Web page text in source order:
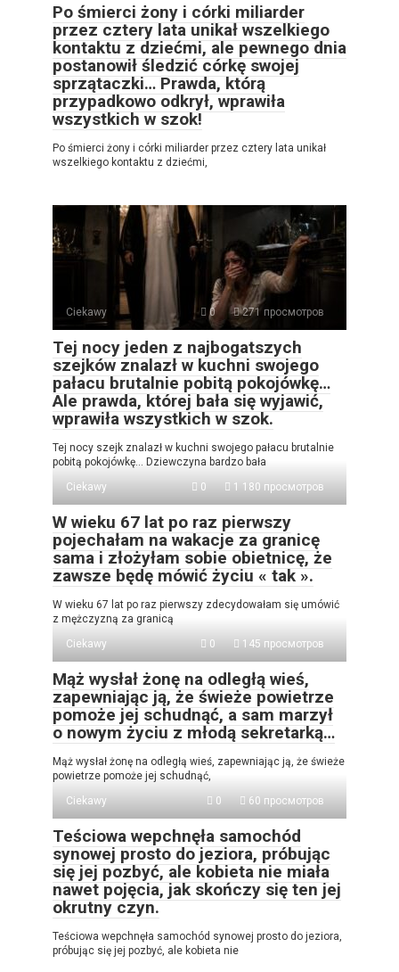
Po śmierci żony i córki miliarder
przez cztery lata unikał wszelkiego
kontaktu z dziećmi, ale pewnego dnia
postanowił śledzić córkę swojej
sprzątaczki… Prawda, którą
przypadkowo odkrył, wprawiła
wszystkich w szok!
Po śmierci żony i córki miliarder przez cztery lata unikał
wszelkiego kontaktu z dziećmi,
Ciekawy 0 271 просмотров
Tej nocy jeden z najbogatszych
szejków znalazł w kuchni swojego
pałacu brutalnie pobitą pokojówkę…
Ale prawda, której bała się wyjawić,
wprawiła wszystkich w szok.
Tej nocy szejk znalazł w kuchni swojego pałacu brutalnie
pobitą pokojówkę… Dziewczyna bardzo bała
Ciekawy
0 1 180 просмотров
W wieku 67 lat po raz pierwszy
pojechałam na wakacje za granicę
sama i złożyłam sobie obietnicę, że
zawsze będę mówić życiu « tak ».
W wieku 67 lat po raz pierwszy zdecydowałam się umówić
z mężczyzną za granicą
Ciekawy
0 145 просмотров
Mąż wysłał żonę na odległą wieś,
zapewniając ją, że świeże powietrze
pomoże jej schudnąć, a sam marzył
o nowym życiu z młodą sekretarką…
Mąż wysłał żonę na odległą wieś, zapewniając ją, że świeże
powietrze pomoże jej schudnąć,
Ciekawy
0 60 просмотров
Teściowa wepchnęła samochód
synowej prosto do jeziora, próbując
się jej pozbyć, ale kobieta nie miała
nawet pojęcia, jak skończy się ten jej
okrutny czyn.
Teściowa wepchnęła samochód synowej prosto do jeziora,
próbując się jej pozbyć, ale kobieta nie